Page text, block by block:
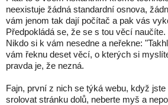
neexistuje žádná standardní osnova,
vám jenom tak dají počítač a pak vás
Předpokládá se, že se s tou věcí
Nikdo si k vám nesedne a neřekne:
vám řeknu deset věcí, o kterých si
pravda je, že nezná.
Fajn, první z nich se týká webu, když
srolovat stránku dolů, neberte myš a